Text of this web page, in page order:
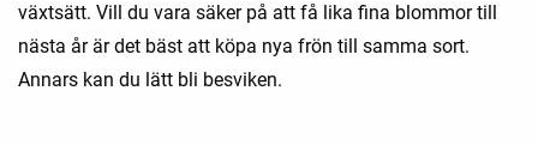
växtsätt. Vill du vara säker på att få lika fina blommor till
nästa år är det bäst att köpa nya frön till samma sort.
Annars kan du lätt bli besviken.